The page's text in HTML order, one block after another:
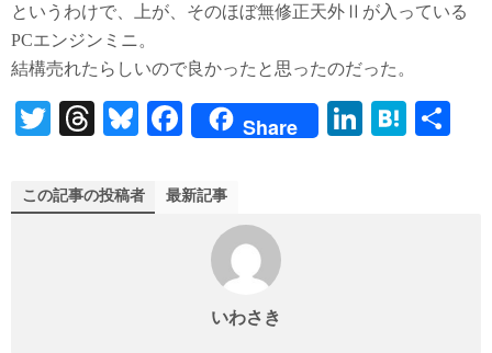
というわけで、上が、そのほぼ無修正天外Ⅱが入っている
PCエンジンミニ。
結構売れたらしいので良かったと思ったのだった。
T
tte
r
T
ea
ds
Bl
sk
y
Fa
bo
Share
Li
H
この記事の投稿者 最新記事
いわさき